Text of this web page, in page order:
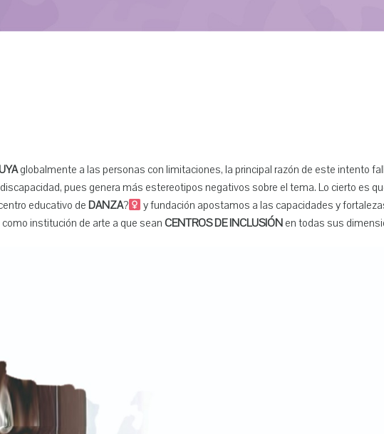
globalmente a las personas con limitaciones, la principal razón de este intento
pues genera más estereotipos negativos sobre el tema. Lo cierto es
educativo deDANZA?‍
y fundación apostamos a las capacidades y
institución de arte a que sean CENTROS DE INCLUSIÓN en todas sus